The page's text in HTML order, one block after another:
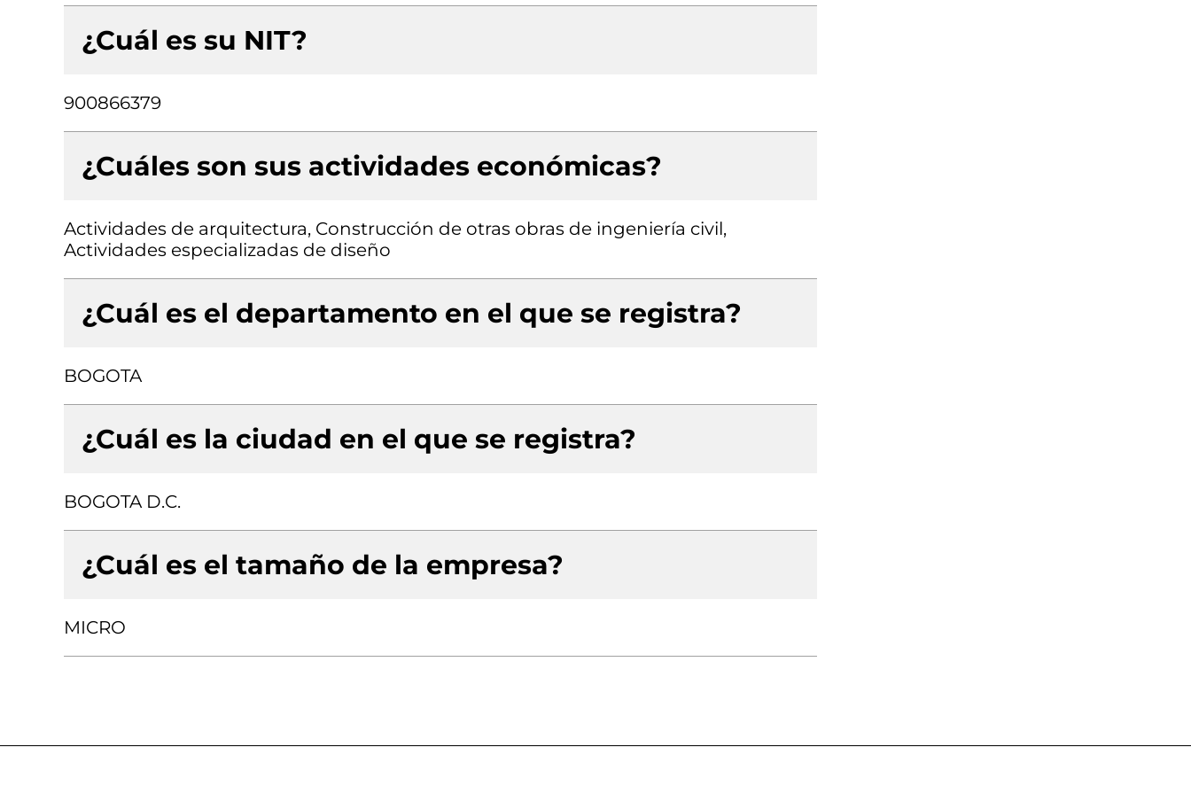
¿Cuál es su NIT?
900866379
¿Cuáles son sus actividades económicas?
Actividades de arquitectura, Construcción de otras obras de ingeniería civil,
Actividades especializadas de diseño
¿Cuál es el departamento en el que se registra?
BOGOTA
¿Cuál es la ciudad en el que se registra?
BOGOTA D.C.
¿Cuál es el tamaño de la empresa?
MICRO